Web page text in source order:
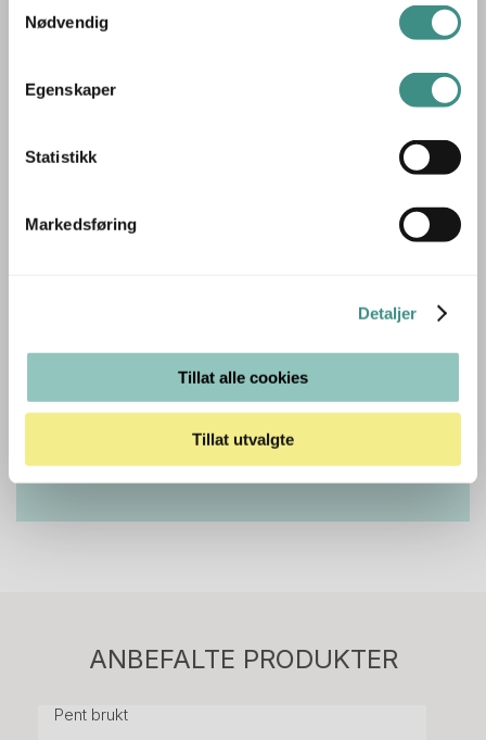
Nødvendig
Egenskaper
Statistikk
Markedsføring
Detaljer
Tillat alle cookies
Tillat utvalgte
Tilleggsinfo
Ta kontakt med oss så hjelper vi deg!
RING OSS PÅ 22 15 15 00
ANBEFALTE PRODUKTER
H05 5600 Swingback-armlene Mørk
Pent brukt